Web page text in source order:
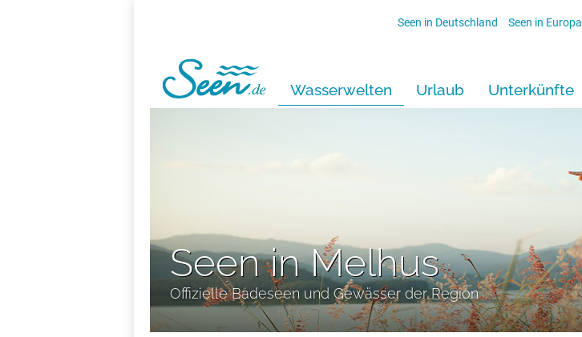
Seen in Deutschland Seen in Europa
Wasserwelten Urlaub Unterkünfte
Seen in Melhus
Offizielle Badeseen und Gewässer der Region